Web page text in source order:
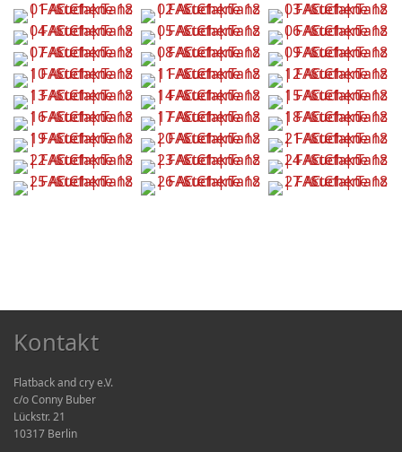
Kontakt
Flatback and cry e.V.
c/o Conny Buber
Lückstr. 21
10317 Berlin